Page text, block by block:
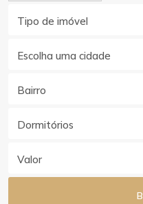
Tipo de imóvel
Escolha uma cidade
Bairro
Dormitórios
Valor